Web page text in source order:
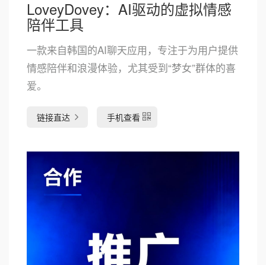
LoveyDovey：AI驱动的虚拟情感
陪伴工具
一款来自韩国的AI聊天应用，专注于为用户提供
情感陪伴和浪漫体验，尤其受到“梦女”群体的喜
爱。
链接直达 手机查看